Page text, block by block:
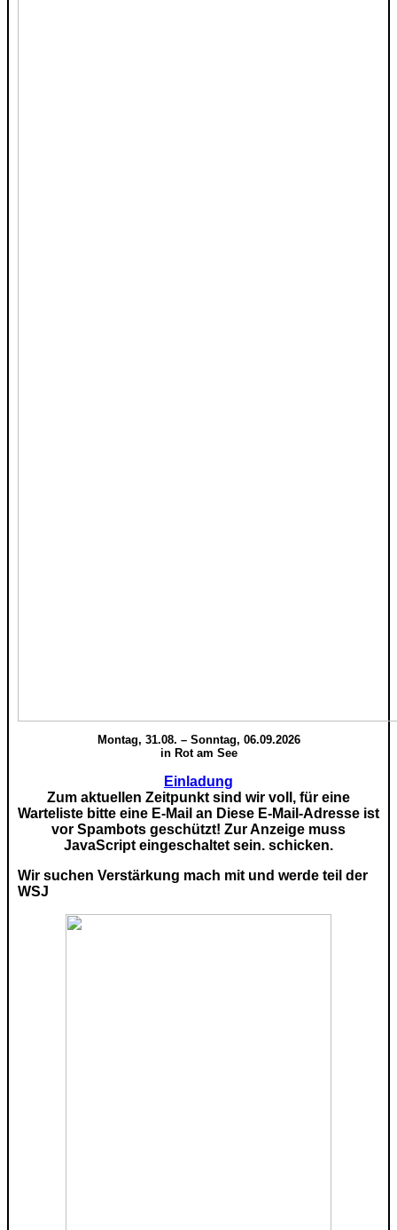
Montag, 31.08. – Sonntag, 06.09.2026
in Rot am See
Einladung
Zum aktuellen Zeitpunkt sind wir voll, für eine
Warteliste bitte eine E-Mail an Diese E-Mail-Adresse ist
vor Spambots geschützt! Zur Anzeige muss
JavaScript eingeschaltet sein. schicken.
Wir suchen Verstärkung mach mit und werde teil der
WSJ